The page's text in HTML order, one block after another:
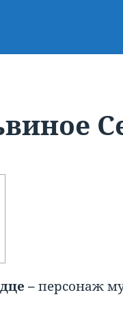
–персонаж